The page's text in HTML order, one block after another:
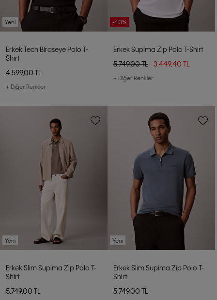
Yeni
Erkek Tech Birdseye Polo T-
Shirt
4.599,00 TL
+ Diğer Renkler
-40%
Erkek Supima Zip Polo T-Shirt
5.749,00 TL
3.449,40 TL
+ Diğer Renkler
Yeni
Erkek Slim Supima Zip Polo T-
Shirt
5.749,00 TL
Yeni
Erkek Slim Supima Zip Polo T-
Shirt
5.749,00 TL